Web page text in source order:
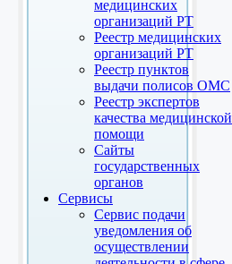
медицинских
организаций РТ
Реестр медицинских
организаций РТ
Реестр пунктов
выдачи полисов ОМС
Реестр экспертов
качества медицинской
помощи
Сайты
государственных
органов
Сервисы
Сервис подачи
уведомления об
осуществлении